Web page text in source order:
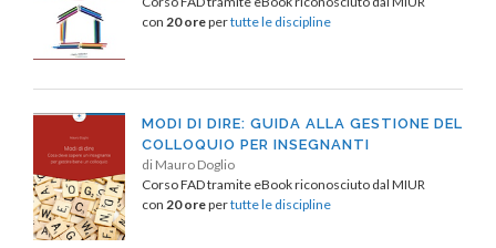
con 20 orepertutte le discipline
MODI DI DIRE: GUIDA ALLA GESTIONE DEL
COLLOQUIO PER INSEGNANTI
di Mauro Doglio
Corso FAD tramite eBook riconosciuto dal MIUR
con 20 orepertutte le discipline